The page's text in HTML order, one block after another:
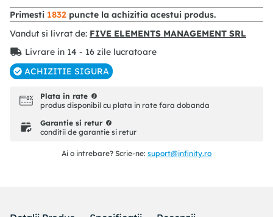
Primesti 1832 puncte la achizitia acestui produs.
Vandut si livrat de: FIVE ELEMENTS MANAGEMENT SRL
Livrare in 14 - 16 zile lucratoare
ACHIZITIE SIGURA
Plata in rate
produs disponibil cu plata in rate fara dobanda
Garantie si retur
conditii de garantie si retur
Ai o intrebare? Scrie-ne: suport@infinity.ro